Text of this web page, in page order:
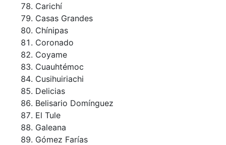
Carichí
Casas Grandes
Chínipas
Coronado
Coyame
Cuauhtémoc
Cusihuiriachi
Delicias
Belisario Domínguez
El Tule
Galeana
Gómez Farías